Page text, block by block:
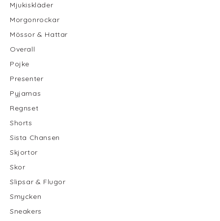
Mjukiskläder
Morgonrockar
Mössor & Hattar
Overall
Pojke
Presenter
Pyjamas
Regnset
Shorts
Sista Chansen
Skjortor
Skor
Slipsar & Flugor
Smycken
Sneakers